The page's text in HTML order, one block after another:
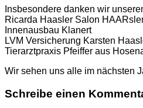
Insbesondere danken wir
Ricarda Haasler Salon
Innenausbau Klanert
LVM Versicherung Karsten
Tierarztpraxis Pfeiffer aus
Wir sehen uns alle im nächsten
Schreibe einen